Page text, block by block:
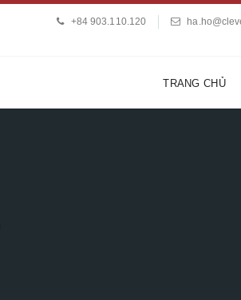
+84 903.110.120
TRANG CHỦ